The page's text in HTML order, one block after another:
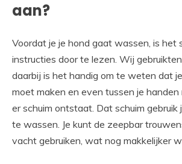
aan?
Voordat je je hond gaat wassen, is het
instructies door te lezen. Wij
daarbij is het handig om te weten dat
moet maken en even tussen je
er schuim ontstaat. Dat schuim gebruik
te wassen. Je kunt de zeepbar
vacht gebruiken, wat nog makkelijker